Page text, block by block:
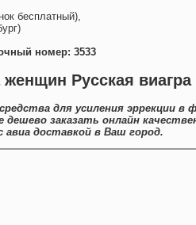
бесплатный),
номер: 3533
Русская виагра
для усиления эррекции в
заказать онлайн
доставкой в Ваш город.